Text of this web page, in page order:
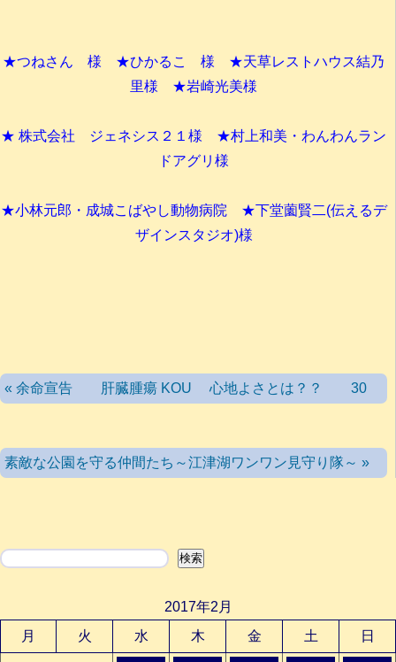
★つねさん 様 ★ひかるこ 様 ★天草レストハウス結乃
里様 ★岩崎光美様
★ 株式会社 ジェネシス２１様 ★村上和美・わんわんラン
ドアグリ様
★小林元郎・成城こばやし動物病院 ★下堂薗賢二(伝えるデ
ザインスタジオ)様
« 余命宣告 肝臓腫瘍 KOU 心地よさとは？？ 30
素敵な公園を守る仲間たち～江津湖ワンワン見守り隊～ »
検索 検索
2017年2月
月
火 水 木 金 土 日